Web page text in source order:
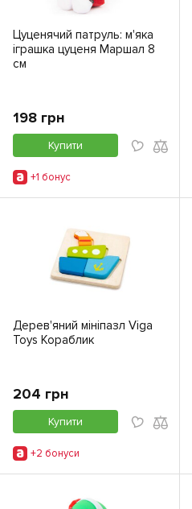
Цуценячий патруль: м'яка
іграшка цуценя Маршал 8
см
198 грн
Купити
+1 бонус
Дерев'яний мініпазл Viga
Toys Кораблик
204 грн
Купити
+2 бонуси